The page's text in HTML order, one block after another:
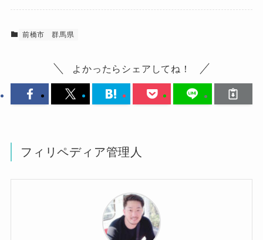
前橋市 群馬県
よかったらシェアしてね！
フィリペディア管理人